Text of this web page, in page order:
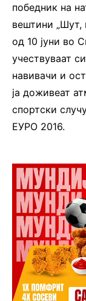
победник на
вештини „Шут,
од 10 јуни во
учествуваат
навивачи и
ја доживеат
спортски
ЕУРО 2016.